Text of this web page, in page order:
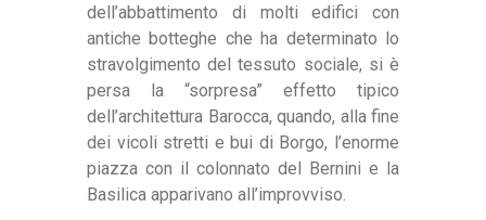
dell’abbattimento di molti edifici con
antiche botteghe che ha determinato lo
stravolgimento del tessuto sociale, si è
persa la “sorpresa” effetto tipico
dell’architettura Barocca, quando, alla fine
dei vicoli stretti e bui di Borgo, l’enorme
piazza con il colonnato del Bernini e la
Basilica apparivano all’improvviso.